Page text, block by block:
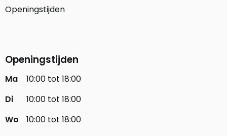
Openingstijden
Openingstijden
Ma
10:00 tot 18:00
Di
10:00 tot 18:00
Wo
10:00 tot 18:00